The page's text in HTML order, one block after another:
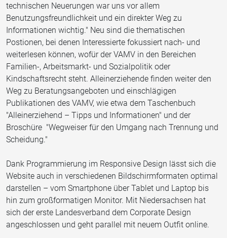
technischen Neuerungen war uns vor allem
Benutzungsfreundlichkeit und ein direkter Weg zu
Informationen wichtig." Neu sind die thematischen
Postionen, bei denen Interessierte fokussiert nach- und
weiterlesen können, wofür der VAMV in den Bereichen
Familien-, Arbeitsmarkt- und Sozialpolitik oder
Kindschaftsrecht steht. Alleinerziehende finden weiter den
Weg zu Beratungsangeboten und einschlägigen
Publikationen des VAMV, wie etwa dem Taschenbuch
"Alleinerziehend – Tipps und Informationen" und der
Broschüre "Wegweiser für den Umgang nach Trennung und
Scheidung."
Dank Programmierung im Responsive Design lässt sich die
Website auch in verschiedenen Bildschirmformaten optimal
darstellen – vom Smartphone über Tablet und Laptop bis
hin zum großformatigen Monitor. Mit Niedersachsen hat
sich der erste Landesverband dem Corporate Design
angeschlossen und geht parallel mit neuem Outfit online.